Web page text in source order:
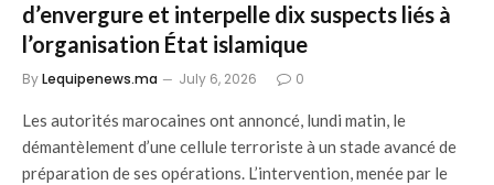
d’envergure et interpelle dix suspects liés à
l’organisation État islamique
ByLequipenews.ma July 6, 2026 0
Les autorités marocaines ont annoncé, lundi matin, le
démantèlement d’une cellule terroriste à un stade avancé de
préparation de ses opérations. L’intervention, menée par le